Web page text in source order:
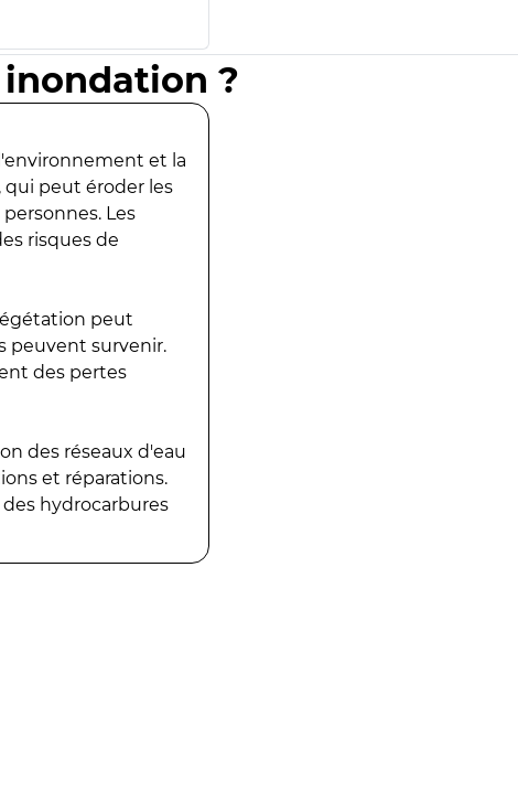
?
et la
qui peut éroder les
Les
risques de
peut
peuvent survenir.
des pertes
des réseaux d'eau
et réparations.
hydrocarbures